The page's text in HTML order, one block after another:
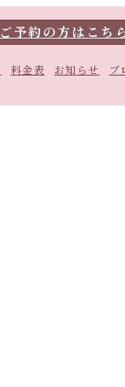
ご予約の方はこち
料金表 お知らせ ブ